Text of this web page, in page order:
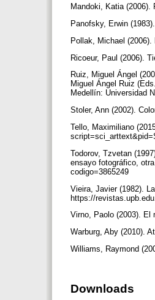
Mandoki, Katia
Panofsky, Erwin
Pollak, Michael
Ricoeur, Paul (2006).
Ruiz, Miguel Ángel
Miguel Ángel Ruiz
Medellín: Universidad
Stoler, Ann (2002).
Tello, Maximiliano
Todorov, Tzvetan
ensayo fotográfico,
codigo=3865249
Vieira, Javier (1982).
https://
Virno, Paolo (2003). El
Warburg, Aby (2010).
Williams, Raymond
Downloads